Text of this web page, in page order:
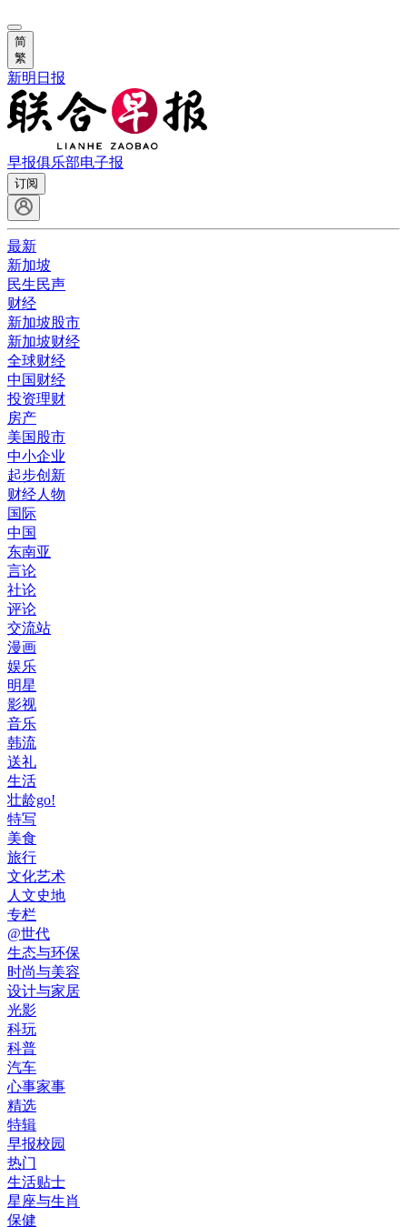
简
繁
新明日报
早报俱乐部电子报
订阅
最新
新加坡
民生民声
财经
新加坡股市
新加坡财经
全球财经
中国财经
投资理财
房产
美国股市
中小企业
起步创新
财经人物
国际
中国
东南亚
言论
社论
评论
交流站
漫画
娱乐
明星
影视
音乐
韩流
送礼
生活
壮龄go!
特写
美食
旅行
文化艺术
人文史地
专栏
@世代
生态与环保
时尚与美容
设计与家居
光影
科玩
科普
汽车
心事家事
精选
特辑
早报校园
热门
生活贴士
星座与生肖
保健